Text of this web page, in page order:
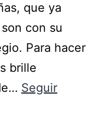
que ya
con su
Para hacer
brille
Seguir